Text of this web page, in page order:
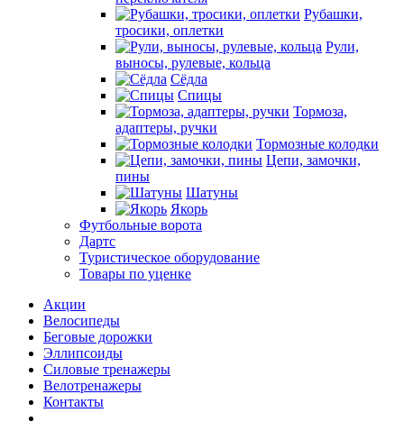
Рубашки,
тросики, оплетки
Рули,
выносы, рулевые, кольца
Сёдла
Спицы
Тормоза,
адаптеры, ручки
Тормозные колодки
Цепи, замочки,
пины
Шатуны
Якорь
Футбольные ворота
Дартс
Туристическое оборудование
Товары по уценке
Акции
Велосипеды
Беговые дорожки
Эллипсоиды
Силовые тренажеры
Велотренажеры
Контакты